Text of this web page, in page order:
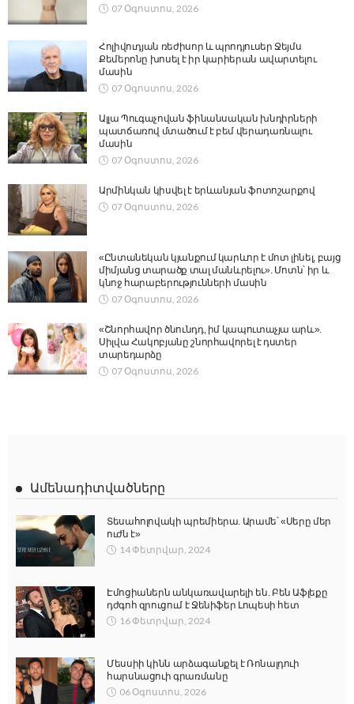
07 Օգոստոս, 2026
Հոլիվուդյան ռեժիսոր և պրոդյուսեր Ջեյմս
Քեմերոնը խոսել է իր կարիերան ավարտելու
մասին
07 Օգոստոս, 2026
Ալլա Պուգաչովան ֆինանսական խնդիրների
պատճառով մտածում է բեմ վերադառնալու
մասին
07 Օգոստոս, 2026
Արմինկան կիսվել է երևանյան ֆոտոշարքով
07 Օգոստոս, 2026
«Ընտանեկան կյանքում կարևոր է մոտ լինել, բայց
միմյանց տարածք տալ մանևրելու». Մոտն՝ իր և
կնոջ հարաբերությունների մասին
07 Օգոստոս, 2026
«Շնորհավոր ծնունդդ, իմ կապուտաչյա արև».
Սիլվա Հակոբյանը շնորհավորել է դստեր
տարեդարձը
07 Օգոստոս, 2026
Ամենադիտվածները
Տեսահոլովակի պրեմիերա. Արամե՝ «Սերը մեր
ուժն է»
14 Փետրվար, 2024
Էմոցիաներն անկառավարելի են. Բեն Աֆլեքը
դժգոհ զրուցում է Ջենիֆեր Լոպեսի հետ
16 Փետրվար, 2024
Մեսսիի կինն արձագանքել է Ռոնալդուի
հարսնացուի գրառմանը
06 Օգոստոս, 2026